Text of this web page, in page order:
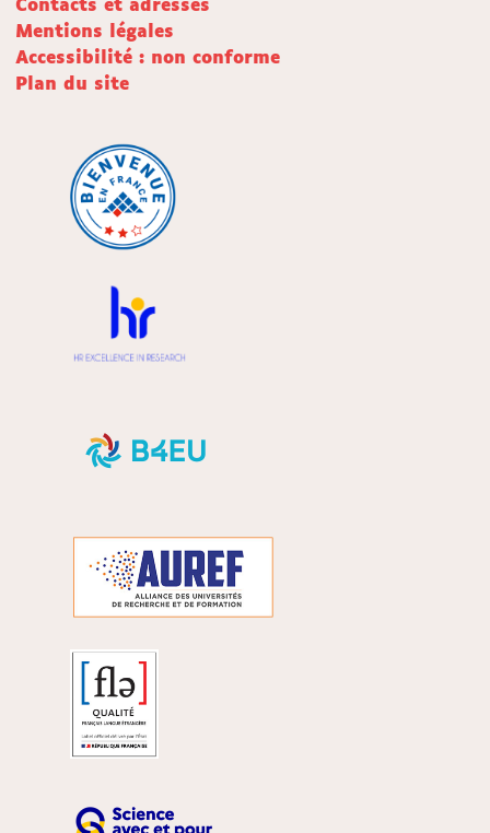
Contacts et adresses
Mentions légales
Accessibilité : non conforme
Plan du site